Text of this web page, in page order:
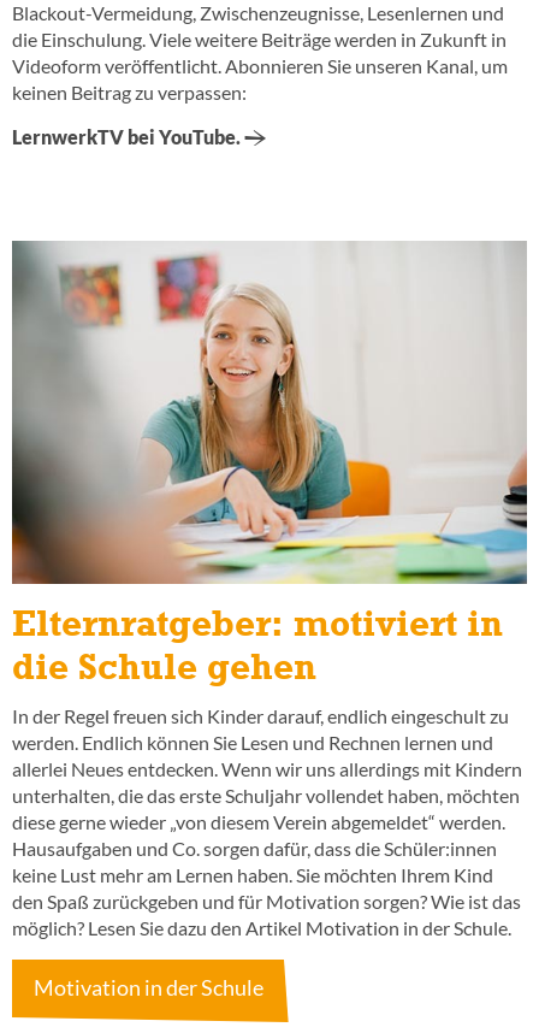
Blackout-Vermeidung, Zwischenzeugnisse, Lesenlernen und
die Einschulung. Viele weitere Beiträge werden in Zukunft in
Videoform veröffentlicht. Abonnieren Sie unseren Kanal, um
keinen Beitrag zu verpassen:
LernwerkTV bei YouTube.
Elternratgeber: motiviert in
die Schule gehen
In der Regel freuen sich Kinder darauf, endlich eingeschult zu
werden. Endlich können Sie Lesen und Rechnen lernen und
allerlei Neues entdecken. Wenn wir uns allerdings mit Kindern
unterhalten, die das erste Schuljahr vollendet haben, möchten
diese gerne wieder „von diesem Verein abgemeldet“ werden.
Hausaufgaben und Co. sorgen dafür, dass die Schüler:innen
keine Lust mehr am Lernen haben. Sie möchten Ihrem Kind
den Spaß zurückgeben und für Motivation sorgen? Wie ist das
möglich? Lesen Sie dazu den Artikel Motivation in der Schule.
Motivation in der Schule